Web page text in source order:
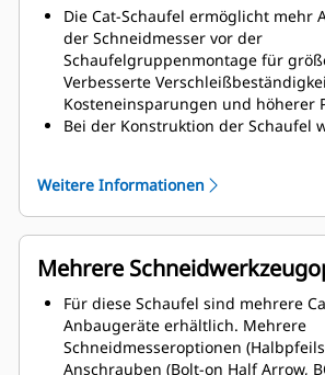
Die Cat-Schaufel ermöglicht mehr
der Schneidmesser vor der
Schaufelgruppenmontage für
Verbesserte
Kosteneinsparungen und höherer
Bei der Konstruktion der Schaufel
Verbesserung der Gesamtleistung
angestrebt werden.
Cat GET bietet auch große
Weitere Informationen
Mehrere
Für diese Schaufel sind mehrere
Anbaugeräte erhältlich. Mehrere
Schneidmesseroptionen
Anschrauben (Bolt-on Half Arrow,